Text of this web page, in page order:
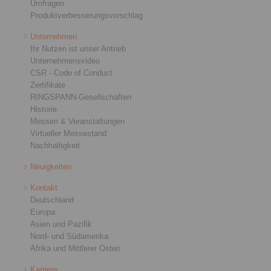
Umfragen
Produktverbesserungsvorschlag
Unternehmen
Ihr Nutzen ist unser Antrieb
Unternehmensvideo
CSR - Code of Conduct
Zertifikate
RINGSPANN-Gesellschaften
Historie
Messen & Veranstaltungen
Virtueller Messestand
Nachhaltigkeit
Neuigkeiten
Kontakt
Deutschland
Europa
Asien und Pazifik
Nord- und Südamerika
Afrika und Mittlerer Osten